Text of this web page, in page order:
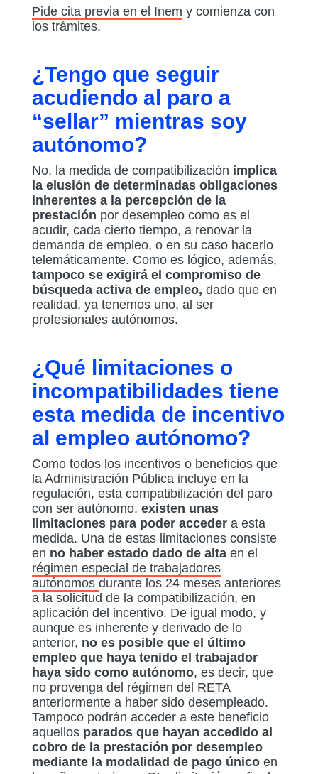
Pide cita previa en el Inem y comienza con
los trámites.
¿Tengo que seguir
acudiendo al paro a
“sellar” mientras soy
autónomo?
No, la medida de compatibilización implica
la elusión de determinadas obligaciones
inherentes a la percepción de la
prestación por desempleo como es el
acudir, cada cierto tiempo, a renovar la
demanda de empleo, o en su caso hacerlo
telemáticamente. Como es lógico, además,
tampoco se exigirá el compromiso de
búsqueda activa de empleo, dado que en
realidad, ya tenemos uno, al ser
profesionales autónomos.
¿Qué limitaciones o
incompatibilidades tiene
esta medida de incentivo
al empleo autónomo?
Como todos los incentivos o beneficios que
la Administración Pública incluye en la
regulación, esta compatibilización del paro
con ser autónomo, existen unas
limitaciones para poder acceder a esta
medida. Una de estas limitaciones consiste
en no haber estado dado de alta en el
régimen especial de trabajadores
autónomos durante los 24 meses anteriores
a la solicitud de la compatibilización, en
aplicación del incentivo. De igual modo, y
aunque es inherente y derivado de lo
anterior, no es posible que el último
empleo que haya tenido el trabajador
haya sido como autónomo, es decir, que
no provenga del régimen del RETA
anteriormente a haber sido desempleado.
Tampoco podrán acceder a este beneficio
aquellos parados que hayan accedido al
cobro de la prestación por desempleo
mediante la modalidad de pago único en